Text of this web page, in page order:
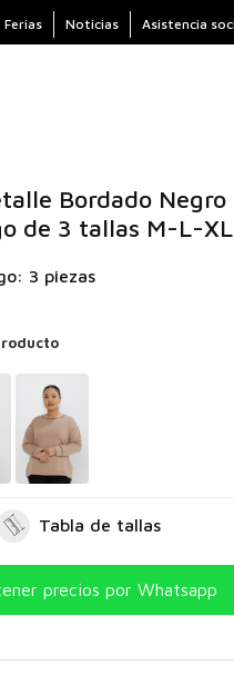
Ferias Noticias Asistencia
Bordado
de 3 tallas M-L-
3 piezas
Tabla de tallas
precios por Whatsapp